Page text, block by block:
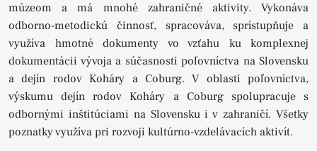
múzeom a má mnohé zahraničné aktivity. Vykonáva
odborno-metodickú činnosť, spracováva, sprístupňuje a
využíva hmotné dokumenty vo vzťahu ku komplexnej
dokumentácii vývoja a súčasnosti poľovníctva na Slovensku
a dejín rodov Koháry a Coburg. V oblasti poľovníctva,
výskumu dejín rodov Koháry a Coburg spolupracuje s
odbornými inštitúciami na Slovensku i v zahraničí. Všetky
poznatky využíva pri rozvoji kultúrno-vzdelávacích aktivít.